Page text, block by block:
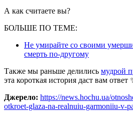
А как считаете вы?
БОЛЬШЕ ПО ТЕМЕ:
Не умирайте со своими
смерть по-другому
Также мы раньше делились мудрой
эта короткая история даст вам ответ
Джерело: https://news.hochu.ua/
otkroet-glaza-na-realnuiu-garmoniiu-v-